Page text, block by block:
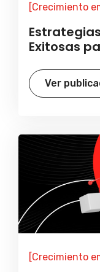
[Crecimiento
Exitosas
Ver
[Crecimiento